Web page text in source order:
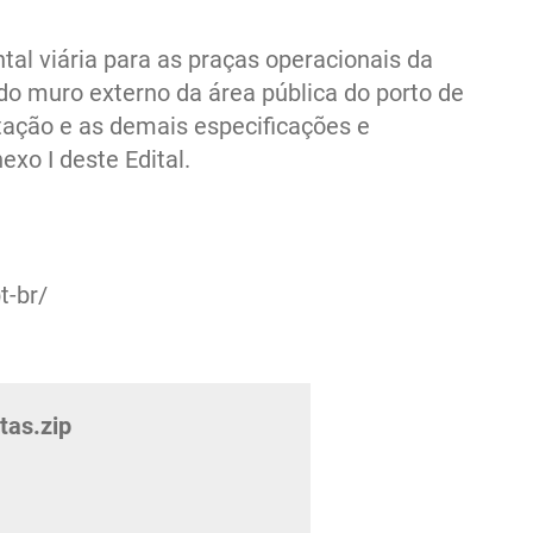
CONDIÇÕES DE
OPERAÇÃO DO
COMPLEXO PORTUÁRIO
DE ITAJAÍ
viária para as praças operacionais da
muro externo da área pública do porto de
e as demais especificações e
I deste Edital.
br/